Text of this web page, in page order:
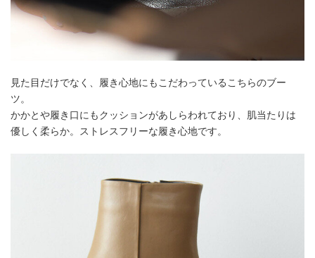
見た目だけでなく、履き心地にもこだわっているこちらのブー
ツ。
かかとや履き口にもクッションがあしらわれており、肌当たりは
優しく柔らか。ストレスフリーな履き心地です。